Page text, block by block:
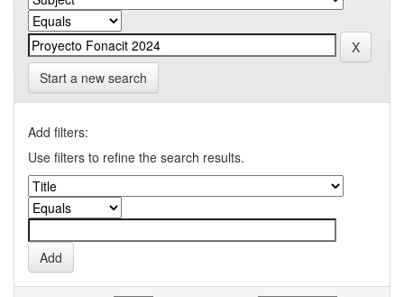
Start a new search
Add filters:
Use filters to refine the search results.